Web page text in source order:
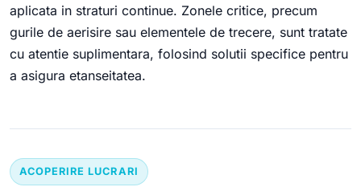
aplicata in straturi continue. Zonele critice, precum
gurile de aerisire sau elementele de trecere, sunt tratate
cu atentie suplimentara, folosind solutii specifice pentru
a asigura etanseitatea.
ACOPERIRE LUCRARI